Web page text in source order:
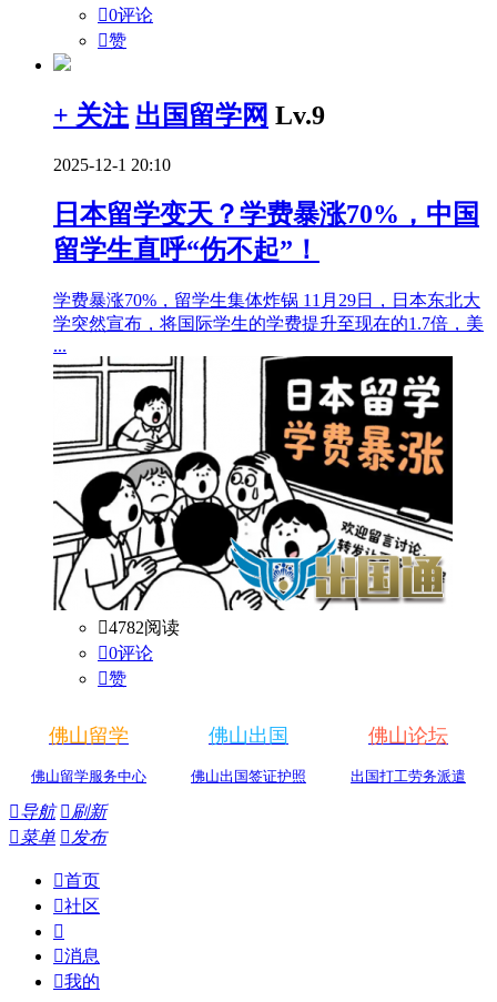
0评论
赞
+ 关注 出国留学网 Lv.9
2025-12-1 20:10
日本留学变天？学费暴涨70%，中国
留学生直呼“伤不起”！
学费暴涨70%，留学生集体炸锅 11月29日，日本东北大
学突然宣布，将国际学生的学费提升至现在的1.7倍，美
...
4782阅读
0评论
赞
佛山留学
佛山留学服务中心
佛山出国
佛山出国签证护照
佛山论坛
出国打工劳务派遣
导航 刷新
菜单 发布
首页
社区

消息
我的